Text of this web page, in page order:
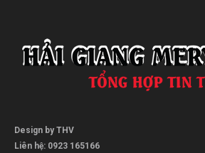
Design by THV
Liên hệ: 0923 165166